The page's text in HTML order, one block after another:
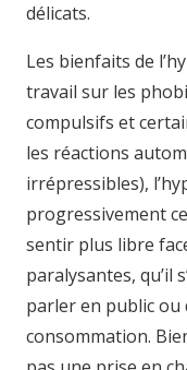
délicats.
Les bienfaits de
travail sur les
compulsifs et
les réactions
irrépressibles),
progressivement
sentir plus libre
paralysantes, qu’il
parler en public ou
consommation.